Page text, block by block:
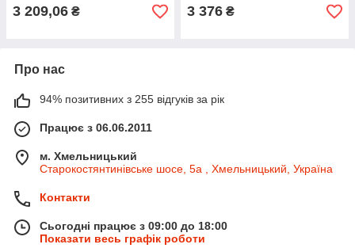
3 209,06 ₴ 3 376 ₴
Про нас
94% позитивних з 255 відгуків за рік
Працює з 06.06.2011
м. Хмельницький
Старокостянтинівське шосе, 5а , Хмельницький, Україна
Контакти
Сьогодні працює з 09:00 до 18:00
Показати весь графік роботи